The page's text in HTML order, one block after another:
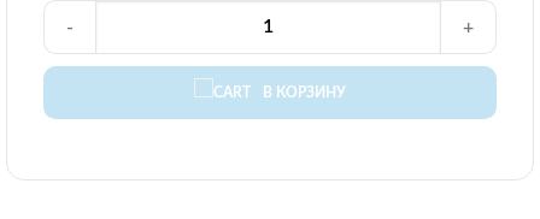
В КОРЗИНУ
- +